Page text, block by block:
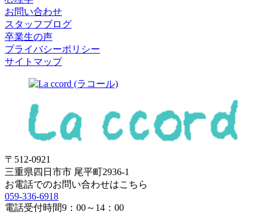
お問い合わせ
スタッフブログ
卒業生の声
プライバシーポリシー
サイトマップ
〒512-0921
三重県四日市市 尾平町2936-1
お電話でのお問い合わせはこちら
059-336-6918
電話受付時間9：00～14：00